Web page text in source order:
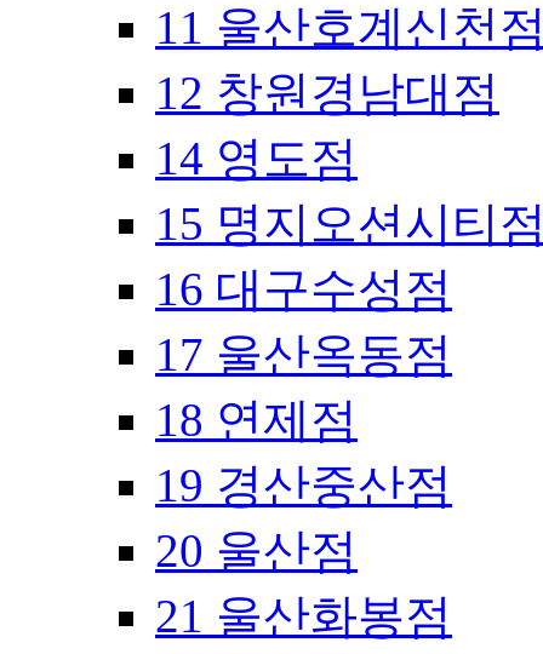
11 울산호계신천
12 창원경남대점
14 영도점
15 명지오션시티
16 대구수성점
17 울산옥동점
18 연제점
19 경산중산점
20 울산점
21 울산화봉점